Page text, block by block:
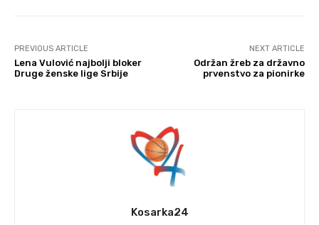
PREVIOUS ARTICLE
Lena Vulović najbolji bloker
Druge ženske lige Srbije
NEXT ARTICLE
Održan žreb za državno
prvenstvo za pionirke
Kosarka24